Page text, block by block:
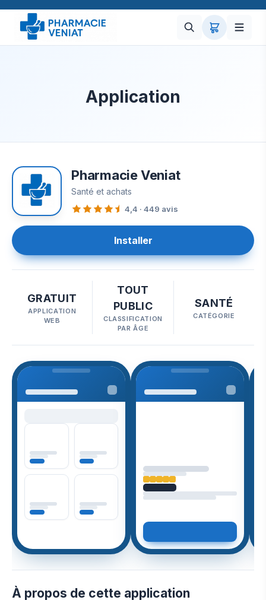
Application
Pharmacie Veniat
Santé et achats
4,4 · 449 avis
Installer
GRATUIT
APPLICATION
WEB
TOUT
PUBLIC
CLASSIFICATION
PAR ÂGE
SANTÉ
CATÉGORIE
À propos de cette application